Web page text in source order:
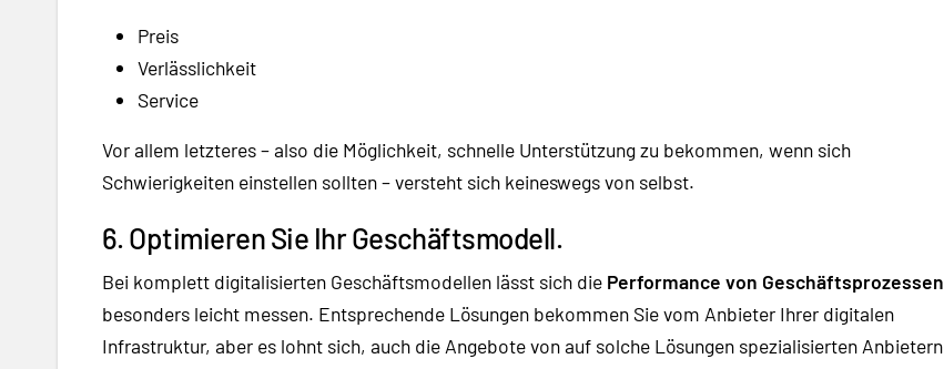
Preis
Verlässlichkeit
Service
Vor allem letzteres – also die Möglichkeit, schnelle Unterstützung zu bekommen, wenn sich
Schwierigkeiten einstellen sollten – versteht sich keineswegs von selbst.
6. Optimieren Sie Ihr Geschäftsmodell.
Bei komplett digitalisierten Geschäftsmodellen lässt sich die Performance von Geschäftsprozessen
besonders leicht messen. Entsprechende Lösungen bekommen Sie vom Anbieter Ihrer digitalen
Infrastruktur, aber es lohnt sich, auch die Angebote von auf solche Lösungen spezialisierten Anbietern